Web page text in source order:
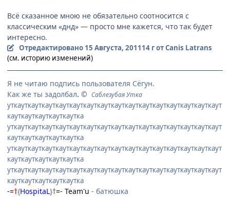
Всё сказанное мною не обязательно соотносится с
классическим «днд» — просто мне кажется, что так будет
интересно.
Отредактировано 15 Августа, 201114 гот Canis Latrans
(см. историю изменений)
Я не читаю подпись пользователя Сёгун.
Как же ты задолбал. © Саблезубая Утка
уткауткауткауткауткауткауткауткауткауткауткауткауткауткауткаут
кауткауткауткауткаутка
уткауткауткауткауткауткауткауткауткауткауткауткауткауткауткаут
кауткауткауткауткаутка
уткауткауткауткауткауткауткауткауткауткауткауткауткауткауткаут
кауткауткауткауткаутка
уткауткауткауткауткауткауткауткауткауткауткауткауткауткауткаут
кауткауткауткауткаутка
-=†{HospitaL}†=- Team'u - батюшка